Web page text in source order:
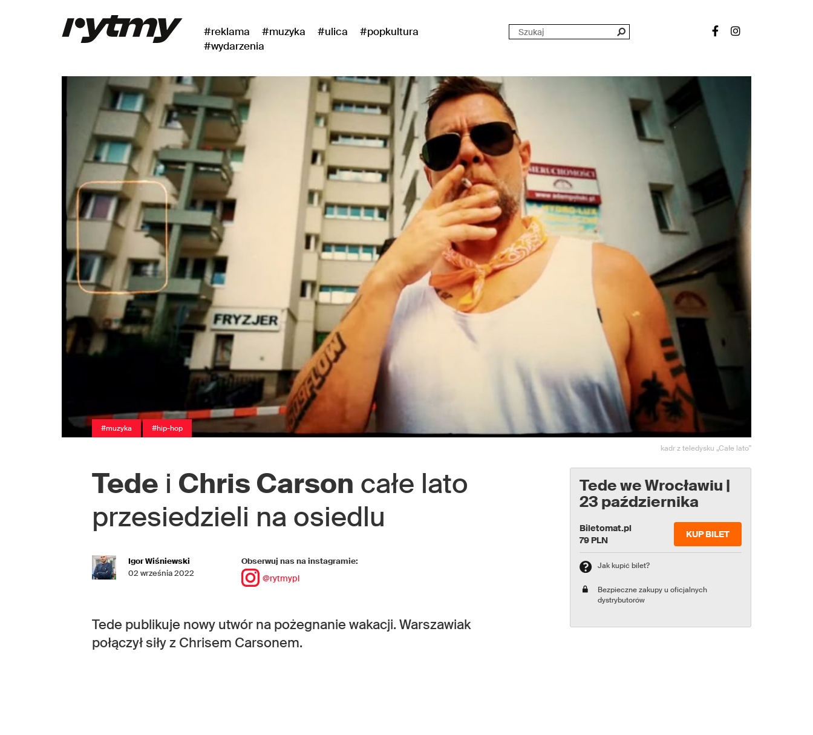
#reklama #muzyka #ulica
#popkultura
#wydarzenia
#muzyka #hip-hop
kadr z teledysku „Całe lato"
Tede i Chris Carson całe lato
przesiedzieli na osiedlu
Igor Wiśniewski
02 września 2022
Obserwuj nas na instagramie:
@rytmypl
Tede publikuje nowy utwór na pożegnanie wakacji. Warszawiak
połączył siły z Chrisem Carsonem.
Tede we Wrocławiu |
23 października
Biletomat.pl
79 PLN
KUP BILET
Jak kupić bilet?
Bezpieczne zakupy u oficjalnych
dystrybutorów